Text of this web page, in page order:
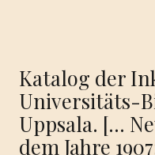
Katalog der
Universitäts-
Uppsala. […
dem Jahre